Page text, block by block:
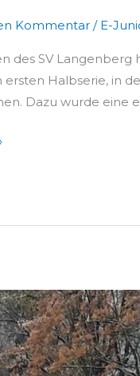
Kommentar / E-
des SV
Halbserie, in
Dazu wurde eine